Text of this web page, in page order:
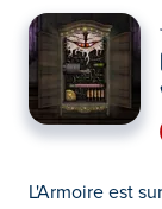
L'Armoire est